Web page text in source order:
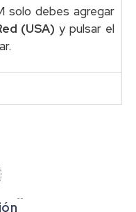
solo debes agregar
(USA) y pulsar el